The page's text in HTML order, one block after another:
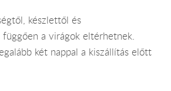
készlettől és
a virágok eltérhetnek.
két nappal a kiszállítás előtt